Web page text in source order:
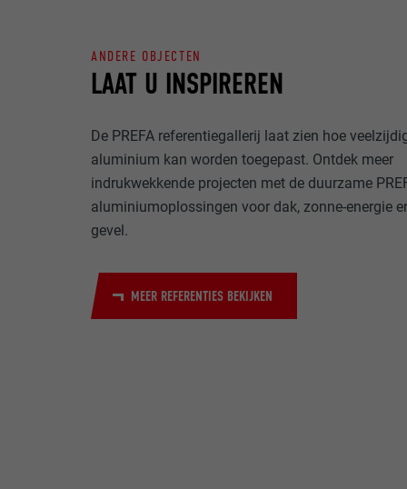
LAAT U INSPIREREN
ANDERE OBJECTEN
De PREFA referentiegallerij laat zien hoe
aluminium kan worden toegepast. Ontdek meer
indrukwekkende projecten met de duurzame
aluminiumoplossingen voor dak, zonne-energie
gevel.
MEER REFERENTIES BEKIJKEN
NAAM
AANBIEDER
VERVALTIJD
DOEL
MARKETING &
"Marketing &
gebruikt om
websites te
meer nodig
NAAM